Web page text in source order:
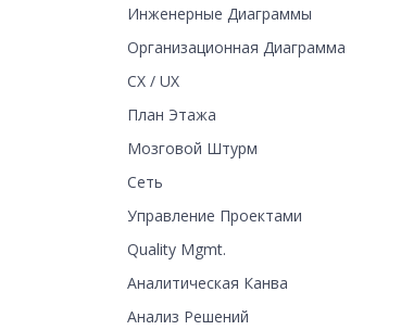
Инженерные Диаграммы
Организационная Диаграмма
CX / UX
План Этажа
Мозговой Штурм
Сеть
Управление Проектами
Quality Mgmt.
Аналитическая Канва
Анализ Решений